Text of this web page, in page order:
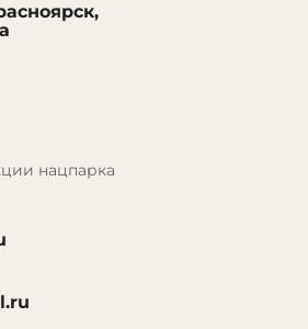
нацпарка